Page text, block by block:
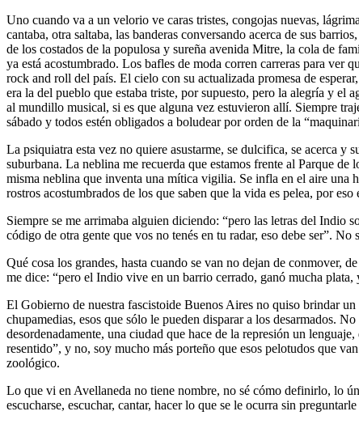
Uno cuando va a un velorio ve caras tristes, congojas nuevas,
cantaba, otra saltaba, las banderas conversando acerca de sus
de los costados de la populosa y sureña avenida Mitre, la cola de
ya está acostumbrado. Los bafles de moda corren carreras para
rock and roll del país. El cielo con su actualizada promesa de
era la del pueblo que estaba triste, por supuesto, pero la alegría y el
al mundillo musical, si es que alguna vez estuvieron allí. Siempre
sábado y todos estén obligados a boludear por orden de la
La psiquiatra esta vez no quiere asustarme, se dulcifica, se acerca
suburbana. La neblina me recuerda que estamos frente al Parque
misma neblina que inventa una mítica vigilia. Se infla en el aire una
rostros acostumbrados de los que saben que la vida es pelea, por
Siempre se me arrimaba alguien diciendo: “pero las letras del Indio
código de otra gente que vos no tenés en tu radar, eso debe ser”. No
Qué cosa los grandes, hasta cuando se van no dejan de conmover,
me dice: “pero el Indio vive en un barrio cerrado, ganó mucha
El Gobierno de nuestra fascistoide Buenos Aires no quiso brindar
chupamedias, esos que sólo le pueden disparar a los desarmados.
desordenadamente, una ciudad que hace de la represión un
resentido”, y no, soy mucho más porteño que esos pelotudos que
zoológico.
Lo que vi en Avellaneda no tiene nombre, no sé cómo definirlo, lo
escucharse, escuchar, cantar, hacer lo que se le ocurra sin